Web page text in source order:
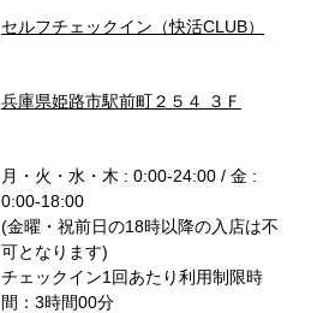
セルフチェックイン（快活CLUB）
兵庫県姫路市駅前町２５４ ３Ｆ
月・火・水・木 : 0:00-24:00 / 金 :
0:00-18:00
(金曜・祝前日の18時以降の入店は不
可となります)
チェックイン1回あたり利用制限時
間：3時間00分